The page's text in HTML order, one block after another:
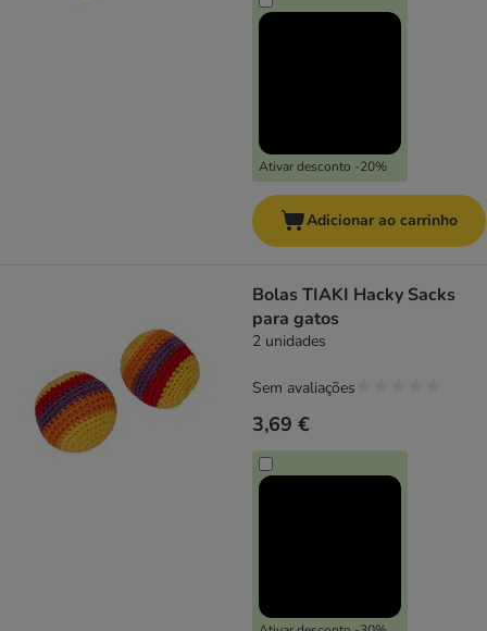
Ativar desconto -20%
Adicionar ao carrinho
Bolas TIAKI Hacky Sacks
para gatos
2 unidades
3,69 €
Sem avaliações